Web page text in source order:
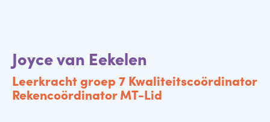
Joyce van Eekelen
Leerkracht groep 7 Kwaliteitscoördinator
Rekencoördinator MT-Lid